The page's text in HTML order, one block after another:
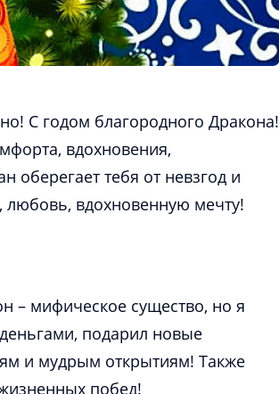
С годом благородного Дракона!
вдохновения,
оберегает тебя от невзгод и
любовь, вдохновенную мечту!
– мифическое существо, но я
подарил новые
и мудрым открытиям! Также